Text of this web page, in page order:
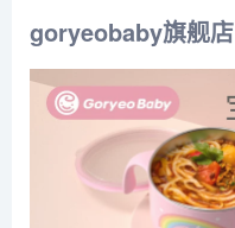
goryeobaby旗舰店